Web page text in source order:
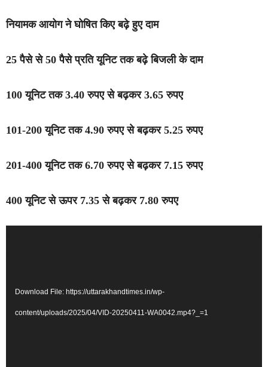
नियामक आयोग ने घोषित किए बढ़े हुए दाम
25 पैसे से 50 पैसे प्रति यूनिट तक बढ़े बिजली के दाम
100 यूनिट तक 3.40 रुपए से बढ़कर 3.65 रुपए
101-200 यूनिट तक 4.90 रुपए से बढ़कर 5.25 रुपए
201-400 यूनिट तक 6.70 रुपए से बढ़कर 7.15 रुपए
400 यूनिट से ऊपर 7.35 से बढ़कर 7.80 रुपए
Download File: https://uttarakhandtimes.in/wp-
content/uploads/2025/04/VID-20250411-WA0042.mp4?_=1